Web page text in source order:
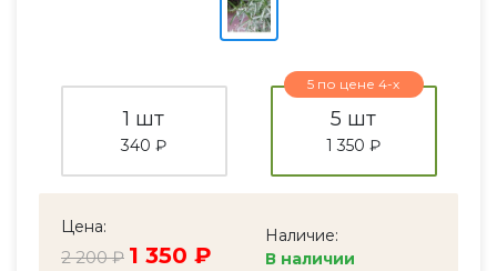
1 шт
340 ₽
5 по цене 4-х
5 шт
1 350 ₽
Цена:
2 200 ₽ 1 350 ₽
Наличие:
В наличии